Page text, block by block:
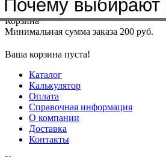
Меню+7(4912)50-37-50sbit@krep62.ru
Корзина
Минимальная сумма заказа 200 руб.
Ваша корзина пуста!
Каталог
Калькулятор
Оплата
Справочная информация
О компании
Доставка
Контакты
Почему выбирают